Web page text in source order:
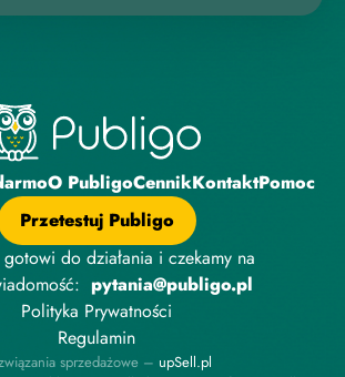
O PubligoCennikKontaktPomoc
Przetestuj Publigo
gotowi do działania i czekamy na
pytania@publigo.pl
Polityka Prywatności
Regulamin
sprzedażowe – upSell.pl